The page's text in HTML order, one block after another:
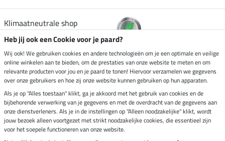
Klimaatneutrale shop
Verzending per
Veilig betalen met
Impressum
Heb jij ook een Cookie voor je paard?
Wij ook! We gebruiken cookies en andere technologieën om je een optimale en veilige
online winkelen aan te bieden, om de prestaties van onze website te meten en om
relevante producten voor jou en je paard te tonen! Hiervoor verzamelen we gegevens
over onze gebruikers en hoe zij onze website kunnen gebruiken op hun apparaten.
Als je op "Alles toestaan" klikt, ga je akkoord met het gebruik van cookies en de
bijbehorende verwerking van je gegevens en met de overdracht van de gegevens aan
onze dienstverleners. Als je in de instellingen op "Alleen noodzakelijke" klikt, wordt
jouw bezoek alleen voortgezet met strikt noodzakelijke cookies, die essentieel zijn
voor het soepele functioneren van onze website.